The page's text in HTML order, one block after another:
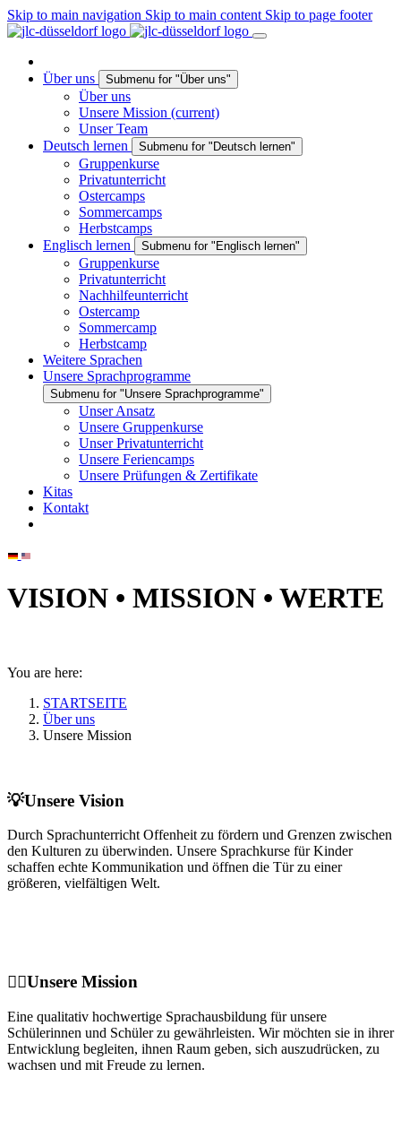
Skip to main navigation Skip to main content Skip to page footer
Über uns Submenu for "Über uns"
Über uns
Unsere Mission (current)
Unser Team
Deutsch lernen
Submenu for "Deutsch lernen"
Gruppenkurse
Privatunterricht
Ostercamps
Sommercamps
Herbstcamps
Englisch lernen
Submenu for "Englisch lernen"
Gruppenkurse
Privatunterricht
Nachhilfeunterricht
Ostercamp
Sommercamp
Herbstcamp
Weitere Sprachen
Unsere Sprachprogramme
Submenu for "Unsere Sprachprogramme"
Unser Ansatz
Unsere Gruppenkurse
Unser Privatunterricht
Unsere Feriencamps
Unsere Prüfungen & Zertifikate
Kitas
Kontakt
VISION • MISSION • WERTE
You are here:
STARTSEITE
Über uns
Unsere Mission
💡Unsere Vision
Durch Sprachunterricht Offenheit zu fördern und Grenzen zwischen
den Kulturen zu überwinden. Unsere Sprachkurse für Kinder
schaffen echte Kommunikation und öffnen die Tür zu einer
größeren, vielfältigen Welt.
🦸‍♀️Unsere Mission
Eine qualitativ hochwertige Sprachausbildung für unsere
Schülerinnen und Schüler zu gewährleisten. Wir möchten sie in ihrer
Entwicklung begleiten, ihnen Raum geben, sich auszudrücken, zu
wachsen und mit Freude zu lernen.